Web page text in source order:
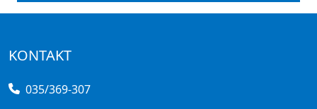
KONTAKT
035/369-307